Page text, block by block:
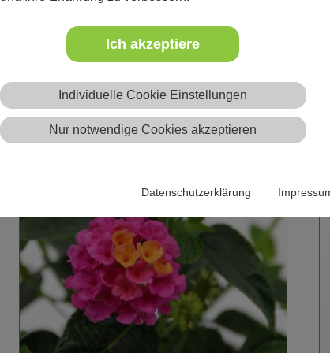
Ich akzeptiere
Individuelle Cookie Einstellungen
Nur notwendige Cookies akzeptieren
Datenschutzerklärung